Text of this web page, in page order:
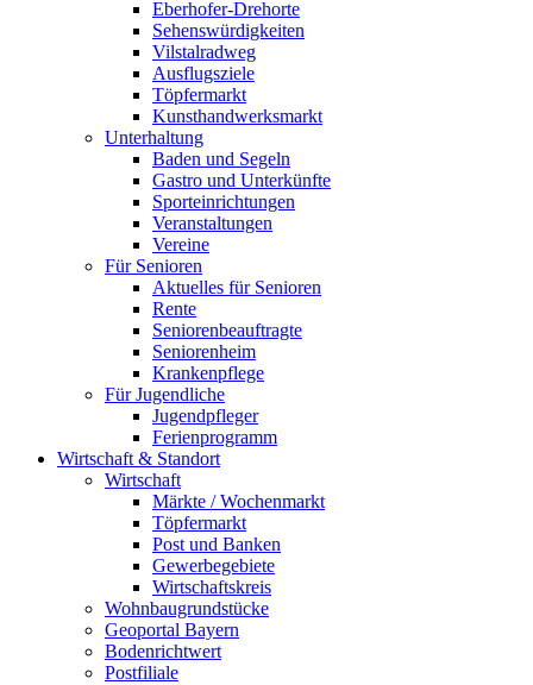
Eberhofer-Drehorte
Sehenswürdigkeiten
Vilstalradweg
Ausflugsziele
Töpfermarkt
Kunsthandwerksmarkt
Unterhaltung
Baden und Segeln
Gastro und Unterkünfte
Sporteinrichtungen
Veranstaltungen
Vereine
Für Senioren
Aktuelles für Senioren
Rente
Seniorenbeauftragte
Seniorenheim
Krankenpflege
Für Jugendliche
Jugendpfleger
Ferienprogramm
Wirtschaft & Standort
Wirtschaft
Märkte / Wochenmarkt
Töpfermarkt
Post und Banken
Gewerbegebiete
Wirtschaftskreis
Wohnbaugrundstücke
Geoportal Bayern
Bodenrichtwert
Postfiliale